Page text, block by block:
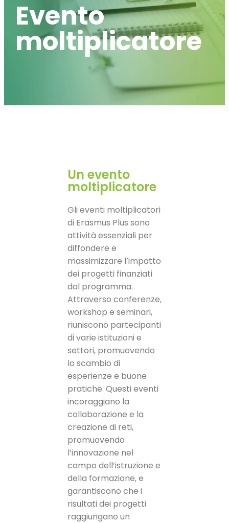
Evento
moltiplicatore
Un evento
moltiplicatore
Gli eventi moltiplicatori
di Erasmus Plus sono
attività essenziali per
diffondere e
massimizzare l’impatto
dei progetti finanziati
dal programma.
Attraverso conferenze,
workshop e seminari,
riuniscono partecipanti
di varie istituzioni e
settori, promuovendo
lo scambio di
esperienze e buone
pratiche. Questi eventi
incoraggiano la
collaborazione e la
creazione di reti,
promuovendo
l’innovazione nel
campo dell’istruzione e
della formazione, e
garantiscono che i
risultati dei progetti
raggiungano un